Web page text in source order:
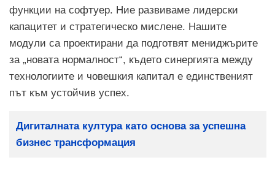
функции на софтуер. Ние развиваме лидерски
капацитет и стратегическо мислене. Нашите
модули са проектирани да подготвят мениджърите
за „новата нормалност“, където синергията между
технологиите и човешкия капитал е единственият
път към устойчив успех.
Заглавие
Дигиталната култура като основа за успешна
бизнес трансформация